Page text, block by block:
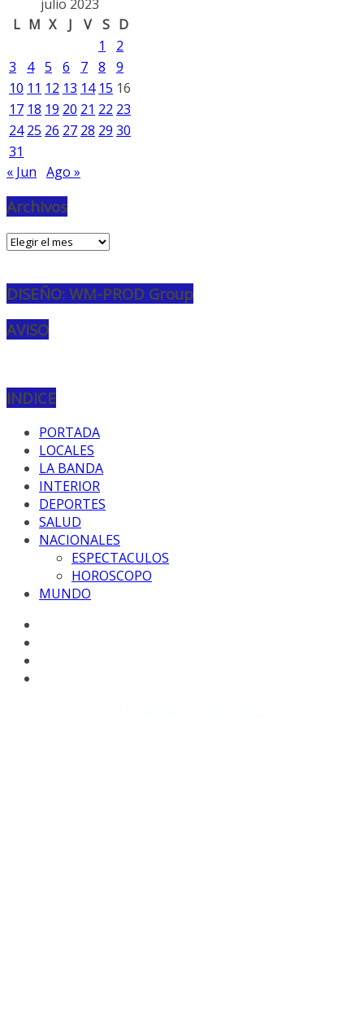
julio 2023
L M X J V S D
1
2
3
4 5 6 7 8
9
10 11 12 13 14 15 16
17 18 19 20 21 22 23
24 25 26 27 28 29 30
31
« Jun Ago »
Archivos
Archivos
DISEÑO: WM-PROD Group
AVISO
INDICE
PORTADA
LOCALES
LA BANDA
INTERIOR
DEPORTES
SALUD
NACIONALES
ESPECTACULOS
HOROSCOPO
MUNDO